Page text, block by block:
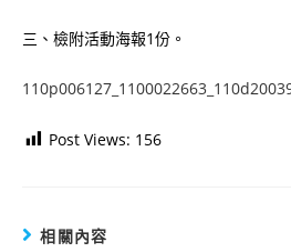
三、檢附活動海報1份。
Post Views: 156
相關內容